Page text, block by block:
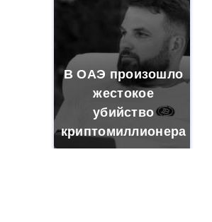
В ОАЭ произошло
жестокое
убийство
криптомиллионера